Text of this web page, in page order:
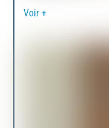
Voir +